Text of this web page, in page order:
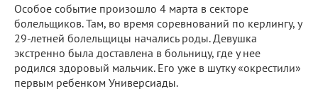
Особое событие произошло 4 марта в секторе
болельщиков. Там, во время соревнований по керлингу, у
29-летней болельщицы начались роды. Девушка
экстренно была доставлена в больницу, где у нее
родился здоровый мальчик. Его уже в шутку «окрестили»
первым ребенком Универсиады.